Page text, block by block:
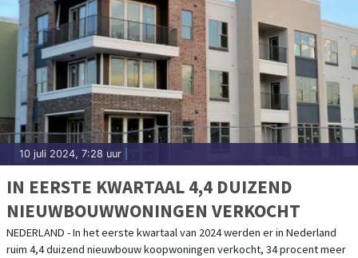
10 juli 2024, 7:28 uur
IN EERSTE KWARTAAL 4,4 DUIZEND
NIEUWBOUWWONINGEN VERKOCHT
NEDERLAND - In het eerste kwartaal van 2024 werden er in Nederland
ruim 4,4 duizend nieuwbouw koopwoningen verkocht, 34 procent meer